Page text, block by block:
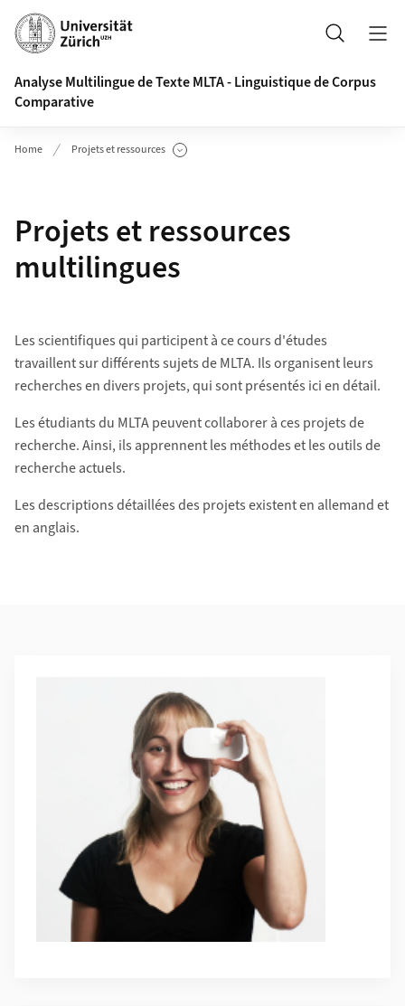
Header
Search
Analyse Multilingue de Texte MLTA - Linguistique de Corpus
Comparative
Home Projets et ressources
Show Subpages
Projets et ressources
multilingues
Les scientifiques qui participent à ce cours d'études
travaillent sur différents sujets de MLTA. Ils organisent leurs
recherches en divers projets, qui sont présentés ici en détail.
Les étudiants du MLTA peuvent collaborer à ces projets de
recherche. Ainsi, ils apprennent les méthodes et les outils de
recherche actuels.
Les descriptions détaillées des projets existent en allemand et
en anglais.